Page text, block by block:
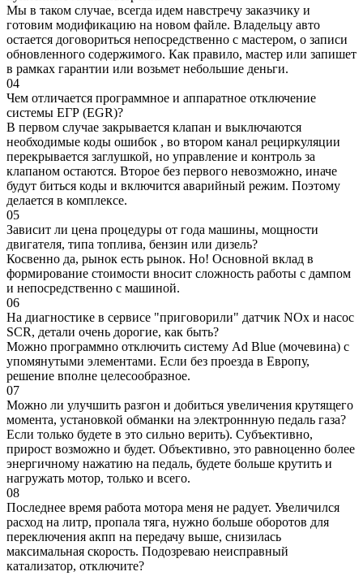
Мы в таком случае, всегда идем навстречу заказчику и
готовим модификацию на новом файле. Владельцу авто
остается договориться непосредственно с мастером, о записи
обновленного содержимого. Как правило, мастер или запишет
в рамках гарантии или возьмет небольшие деньги.
04
Чем отличается программное и аппаратное отключение
системы ЕГР (EGR)?
В первом случае закрывается клапан и выключаются
необходимые коды ошибок , во втором канал рециркуляции
перекрывается заглушкой, но управление и контроль за
клапаном остаются. Второе без первого невозможно, иначе
будут биться коды и включится аварийный режим. Поэтому
делается в комплексе.
05
Зависит ли цена процедуры от года машины, мощности
двигателя, типа топлива, бензин или дизель?
Косвенно да, рынок есть рынок. Но! Основной вклад в
формирование стоимости вносит сложность работы с дампом
и непосредственно с машиной.
06
На диагностике в сервисе "приговорили" датчик NOx и насос
SCR, детали очень дорогие, как быть?
Можно программно отключить систему Ad Blue (мочевина) с
упомянутыми элементами. Если без проезда в Европу,
решение вполне целесообразное.
07
Можно ли улучшить разгон и добиться увеличения крутящего
момента, установкой обманки на электроннную педаль газа?
Если только будете в это сильно верить). Субъективно,
прирост возможно и будет. Объективно, это равноценно более
энергичному нажатию на педаль, будете больше крутить и
нагружать мотор, только и всего.
08
Последнее время работа мотора меня не радует. Увеличился
расход на литр, пропала тяга, нужно больше оборотов для
переключения акпп на передачу выше, снизилась
максимальная скорость. Подозреваю неисправный
катализатор, отключите?